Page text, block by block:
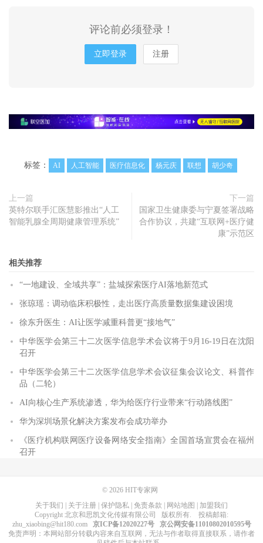
评论前必须登录！
立即登录 注册
标签： AI 人工智能 医疗信息化 杨元庆 联想 胡少奇
上一篇
英特尔联手汇医慧影推出“人工
智能乳腺全周期健康管理系统”
下一篇
国家卫生健康委与宁夏签署战略
合作协议，共建“互联网+医疗健
康”示范区
相关推荐
“一地建设、全域共享”：盐城探索医疗AI落地新范式
张琼瑶：调动临床积极性，走出医疗高质量数据集建设困境
徐东升医生：AI让医学减重科普更“接地气”
中华医学会第三十二次医学信息学术会议将于9月16-19日在沈阳
召开
中华医学会第三十二次医学信息学术会议征集会议论文、科普作
品（二轮）
AI向核心生产系统渗透，华为给医疗行业带来“行动路线图”
华为深圳场景化解决方案发布会成功举办
《医疗机构联网医疗设备网络安全指南》全国首场宣贯会在福州
召开
© 2026 HIT专家网
关于我们
关于注册 保护隐私 免责条款 网站地图
加盟我们
Copyright 北京和思凯文化传媒有限公司 版权所有. 投稿邮箱:
zhu_xiaobing@hit180.com
京ICP备12020227号
京公网安备11010802010595号
免责声明：本网站部分转载内容来自互联网，无法与作者取得直接联系，请作者